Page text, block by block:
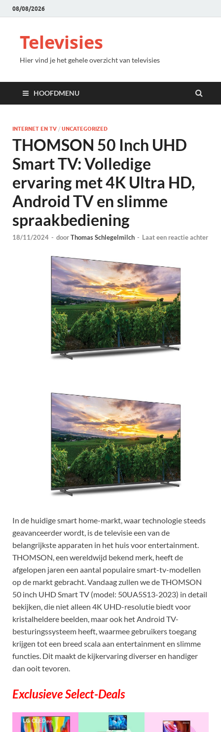
08/08/2026
Televisies
Hier vind je het gehele overzicht van televisies
HOOFDMENU
INTERNET EN TV / UNCATEGORIZED
THOMSON 50 Inch UHD
Smart TV: Volledige
ervaring met 4K Ultra HD,
Android TV en slimme
spraakbediening
18/11/2024 - doorThomas Schlegelmilch - Laat een reactie achter
In de huidige smart home-markt, waar technologie steeds
geavanceerder wordt, is de televisie een van de
belangrijkste apparaten in het huis voor entertainment.
THOMSON, een wereldwijd bekend merk, heeft de
afgelopen jaren een aantal populaire smart-tv-modellen
op de markt gebracht. Vandaag zullen we de THOMSON
50 inch UHD Smart TV (model: 50UA5S13-2023) in detail
bekijken, die niet alleen 4K UHD-resolutie biedt voor
kristalheldere beelden, maar ook het Android TV-
besturingssysteem heeft, waarmee gebruikers toegang
krijgen tot een breed scala aan entertainment en slimme
functies. Dit maakt de kijkervaring diverser en handiger
dan ooit tevoren.
Exclusieve Select-Deals